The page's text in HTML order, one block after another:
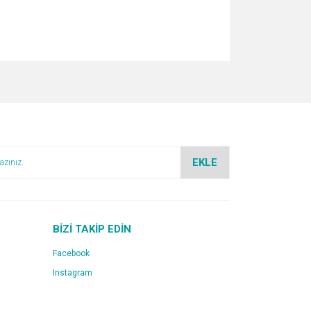
EKLE
BİZİ TAKİP EDİN
Facebook
Instagram